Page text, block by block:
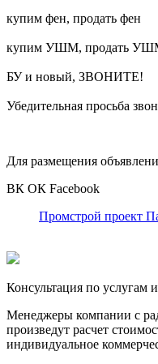
купим фен, продать фен
купим УШМ, продать
БУ и новый, ЗВОНИТЕ!
Убедительная просьба
Для размещения
ВК ОК Facebook
Промстрой проект
Консультация по услугам
Менеджеры компании с
произведут расчет
индивидуальное